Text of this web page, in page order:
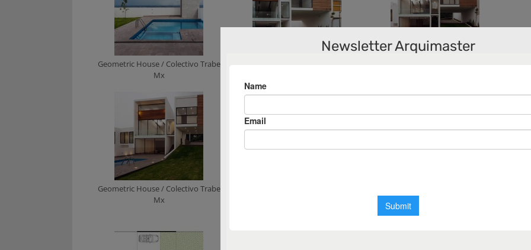
Geometric House / Colectivo Trabe
Mx
Geometric House / Colectivo Trabe
Mx
Newsletter Arquimaster